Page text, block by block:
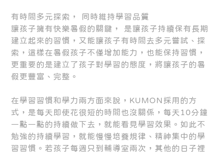
有時間多元探索， 同時維持學習品質
讓孩子擁有快樂暑假的關鍵， 是讓孩子持續保有長期
建立起來的習慣，又能讓孩子有時間去多元嘗試、探
索，這樣在暑假孩子不僅增加能力，也能保持習慣，
更重要的是建立了孩子對學習的態度，將讓孩子的暑
假更豐富、完整。
在學習習慣和學力兩方面來說，KUMON採用的方
式，是每天即使花很短的時間也沒關係，每天10分鐘
一點一點的持續做下去，就能看見學習效果。如此不
勉強的持續學習，就能慢慢培養規律、精神集中的學
習習慣。若孩子每週只到輔導室兩次，其他的日子裡